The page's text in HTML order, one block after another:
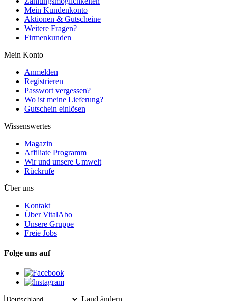
Mein Kundenkonto
Aktionen & Gutscheine
Weitere Fragen?
Firmenkunden
Mein Konto
Anmelden
Registrieren
Passwort vergessen?
Wo ist meine Lieferung?
Gutschein einlösen
Wissenswertes
Magazin
Affiliate Programm
Wir und unsere Umwelt
Rückrufe
Über uns
Kontakt
Über VitalAbo
Unsere Gruppe
Freie Jobs
Folge uns auf